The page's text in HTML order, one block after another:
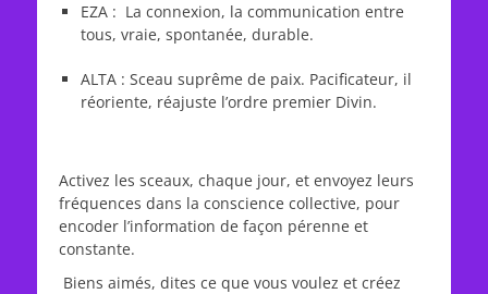
EZA : La connexion, la communication entre
tous, vraie, spontanée, durable.
ALTA : Sceau suprême de paix. Pacificateur, il
réoriente, réajuste l’ordre premier Divin.
Activez les sceaux, chaque jour, et envoyez leurs
fréquences dans la conscience collective, pour
encoder l’information de façon pérenne et
constante.
Biens aimés, dites ce que vous voulez et créez